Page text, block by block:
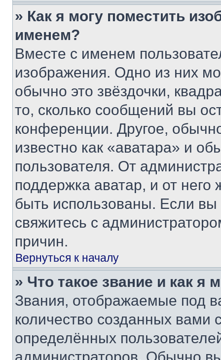
» Как я могу поместить
именем?
Вместе с именем
изображения. Одно из них
обычно это звёздочки,
то, сколько сообщений вы
конференции. Другое,
известно как «аватара» и
пользователя. От
поддержка аватар, и от него
быть использованы. Если
свяжитесь с
причин.
Вернуться к началу
» Что такое звание и как я
Звания, отображаемые под
количество созданных
определённых